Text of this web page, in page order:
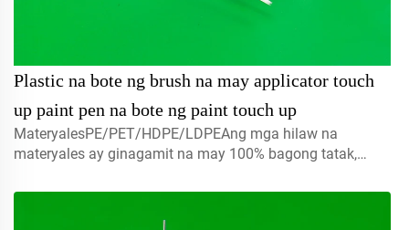
Plastic na bote ng brush na may applicator touch
up paint pen na bote ng paint touch up
MateryalesPE/PET/HDPE/LDPEAng mga hilaw na
materyales ay ginagamit na may 100% bagong tatak,
para sa packaging ng pagkain.Volume5ml 10ml